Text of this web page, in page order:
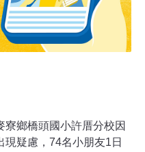
為高敏感族群，長期暴露
次研究發現麥寮普遍
寮鄉橋頭國小許厝分校因
疑慮，74名小朋友1日